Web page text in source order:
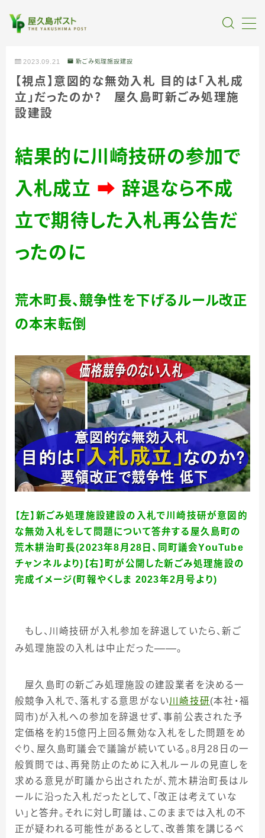
全記事カテゴリー
私たちについて
受賞・報道
情報提供
2023.09.21 新ごみ処理施設建設
【視点】意図的な無効入札 目的は「入札成
立」だったのか？ 屋久島町新ごみ処理施
設建設
結果的に川崎技研の参加で
入札成立 ➡ 辞退なら不成
立で期待した入札再公告だ
ったのに
荒木町長、競争性を下げるルール改正
の本末転倒
【左】新ごみ処理施設建設の入札で川崎技研が意図的
な無効入札をして問題について答弁する屋久島町の
荒木耕治町長(2023年8月28日、同町議会YouTube
チャンネルより)【右】町が公開した新ごみ処理施設の
完成イメージ(町報やくしま 2023年2月号より)
もし、川崎技研が入札参加を辞退していたら、新ご
み処理施設の入札は中止だった――。
屋久島町の新ごみ処理施設の建設業者を決める一
般競争入札で、落札する意思がない川崎技研(本社・福
岡市)が入札への参加を辞退せず、事前公表された予
定価格を約15億円上回る無効な入札をした問題をめ
ぐり、屋久島町議会で議論が続いている。8月28 日の一
般質問では、再発防止のために入札ルールの見直しを
求める意見が町議から出されたが、荒木耕治町長はル
ールに沿った入札だったとして、「改正は考えていな
い」と答弁。それに対し町議は、このままでは入札の不
正が疑われる可能性があるとして、改善策を講じるべ